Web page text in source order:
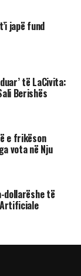
japë fund
të LaCivita:
Berishës
e frikëson
vota në Nju
dollarëshe të